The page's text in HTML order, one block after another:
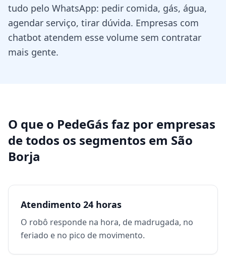
tudo pelo WhatsApp: pedir comida, gás, água,
agendar serviço, tirar dúvida. Empresas com
chatbot atendem esse volume sem contratar
mais gente.
O que o PedeGás faz por empresas
de todos os segmentos em São
Borja
Atendimento 24 horas
O robô responde na hora, de madrugada, no
feriado e no pico de movimento.